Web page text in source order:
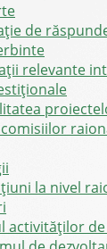
de
relevante
la nivel
activităților